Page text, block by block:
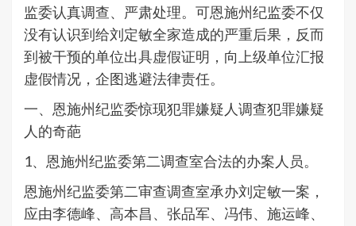
监委认真调查、严肃处理。可恩施州纪监委不仅
没有认识到给刘定敏全家造成的严重后果，反而
到被干预的单位出具虚假证明，向上级单位汇报
虚假情况，企图逃避法律责任。
一、恩施州纪监委惊现犯罪嫌疑人调查犯罪嫌疑
人的奇葩
1、恩施州纪监委第二调查室合法的办案人员。
恩施州纪监委第二审查调查室承办刘定敏一案，
应由李德峰、高本昌、张品军、冯伟、施运峰、